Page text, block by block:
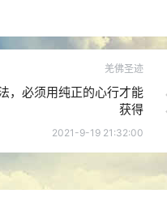
羌佛圣迹
，必须用纯正的心行才能
获得
2021-9-19 21:32:00